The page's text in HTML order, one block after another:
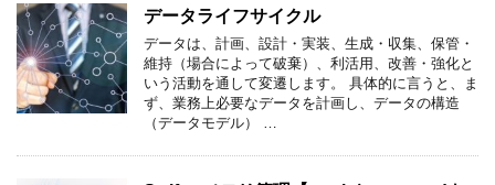
データライフサイクル
データは、計画、設計・実装、生成・収集、保管・
維持（場合によって破棄）、利活用、改善・強化と
いう活動を通して変遷します。 具体的に言うと、ま
ず、業務上必要なデータを計画し、データの構造
（データモデル） …